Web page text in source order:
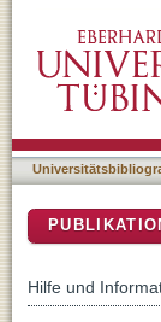
Hilfe und